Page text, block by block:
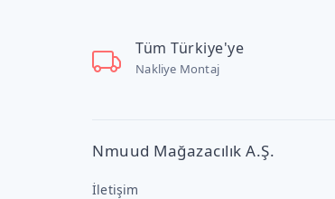
Tüm Türkiye'ye
Nakliye Montaj
Nmuud Mağazacılık A.Ş.
İletişim